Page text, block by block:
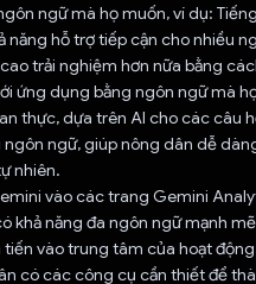
ngữ mà họ muốn, ví dụ:
năng hỗ trợ tiếp cận cho nhiều
trải nghiệm hơn nữa bằng
ứng dụng bằng ngôn ngữ mà
thực, dựa trên AI cho các câu
ngữ, giúp nông dân dễ
nhiên.
vào các trang Gemini
khả năng đa ngôn ngữ mạnh
vào trung tâm của hoạt
có các công cụ cần thiết để